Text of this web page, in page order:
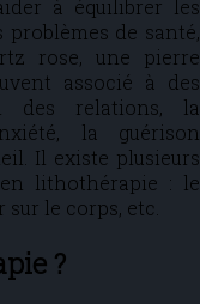
à équilibrer les
de santé,
rose, une pierre
associé à des
des relations, la
la guérison
Il existe plusieurs
lithothérapie : le
le corps, etc.
?